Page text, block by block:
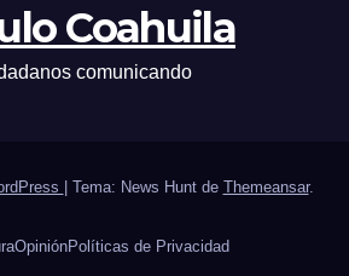
Coahuila
comunicando
Tema: News Hunt de Themeansar.
OpiniónPolíticas de Privacidad